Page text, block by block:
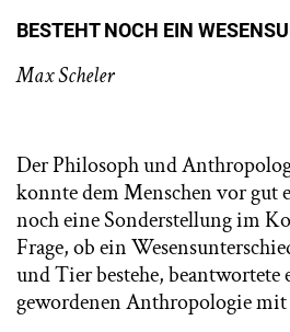
BESTEHT NOCH EIN
Max Scheler
Der Philosoph und
konnte dem Menschen vor gut
noch eine Sonderstellung im
Frage, ob ein
und Tier bestehe, beantwortete
gewordenen Anthropologie mit